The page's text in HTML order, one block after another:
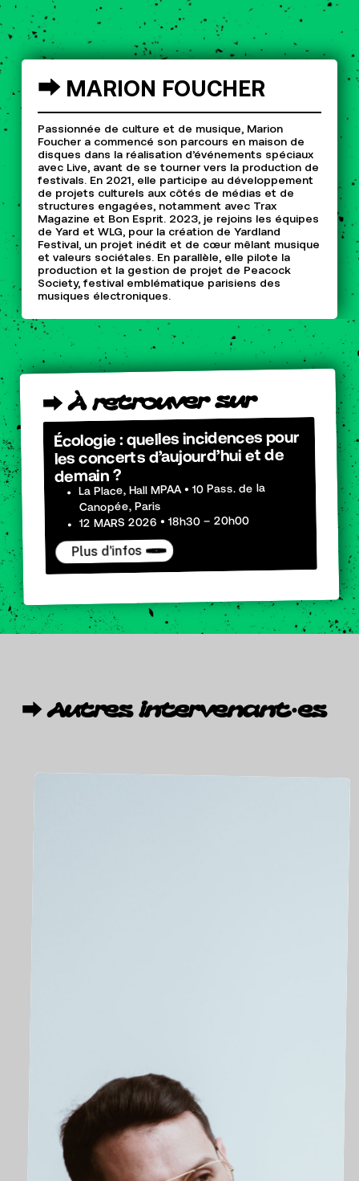
⮕ MARION FOUCHER
Passionnée de culture et de musique, Marion
Foucher a commencé son parcours en maison de
disques dans la réalisation d’événements spéciaux
avec Live, avant de se tourner vers la production de
festivals. En 2021, elle participe au développement
de projets culturels aux côtés de médias et de
structures engagées, notamment avec Trax
Magazine et Bon Esprit. 2023, je rejoins les équipes
de Yard et WLG, pour la création de Yardland
Festival, un projet inédit et de cœur mêlant musique
et valeurs sociétales. En parallèle, elle pilote la
production et la gestion de projet de Peacock
Society, festival emblématique parisiens des
musiques électroniques.
⮕ À retrouver sur
Écologie : quelles incidences pour
les concerts d’aujourd’hui et de
demain ?
La Place, Hall MPAA • 10 Pass. de la
Canopée, Paris
12 MARS 2026 • 18h30 – 20h00
Plus d'infos
⮕ Autres intervenant·es